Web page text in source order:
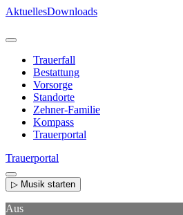
Direkt
Inhalt
AktuellesDownloads
Trauerfall
Bestattung
Vorsorge
Standorte
Zehner-Familie
Kompass
Trauerportal
Trauerportal
▷ Musik starten
Aus